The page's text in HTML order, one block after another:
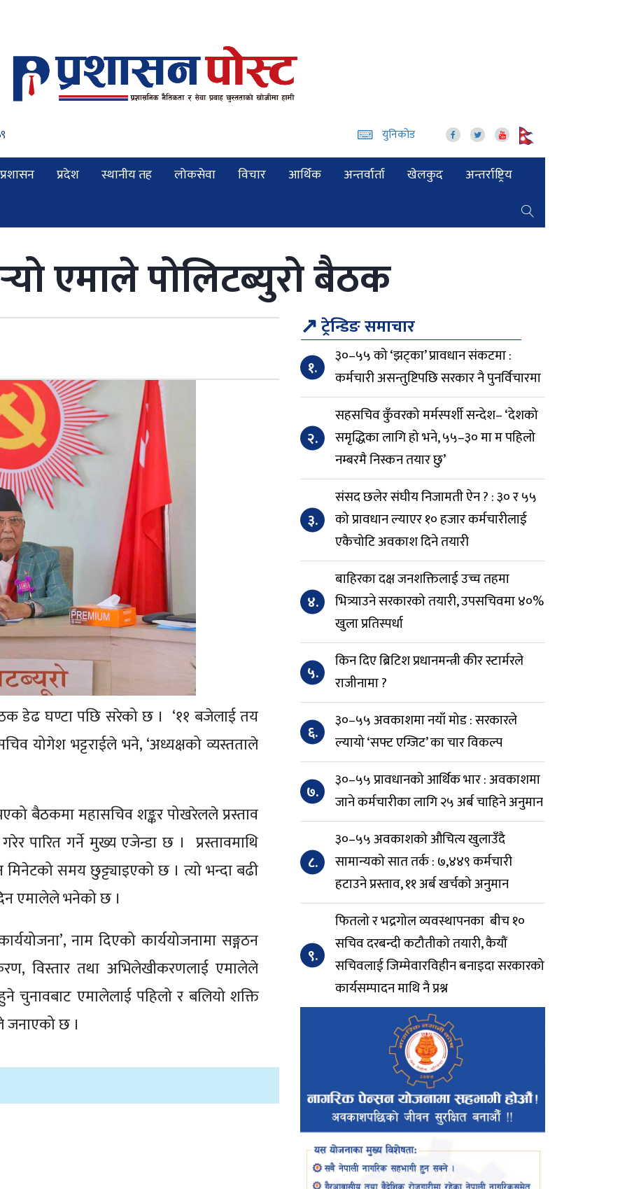
युनिकोड
प्रदेश स्थानीय तह लोकसेवा विचार आर्थिक अन्तर्वार्ता खेलकुद अन्तर्राष्ट्रिय
एमाले पोलिटब्युरो बैठक
डेढ घण्टा पछि सरेको छ । ‘११ बजेलाई तय
योगेश भट्टराईले भने, ‘अध्यक्षको व्यस्तताले
बैठकमा महासचिव शङ्कर पोखरेलले प्रस्ताव
पारित गर्ने मुख्य एजेन्डा छ । प्रस्तावमाथि
मिनेटको समय छुट्ट्याइएको छ । त्यो भन्दा बढी
एमालेले भनेको छ ।
नाम दिएको कार्ययोजनामा सङ्गठन
विस्तार तथा अभिलेखीकरणलाई एमालेले
चुनावबाट एमालेलाई पहिलो र बलियो शक्ति
जनाएको छ ।
↗ट्रेन्डिङ समाचार
१.
३०–५५ को ‘झट्का’ प्रावधान संकटमा :
कर्मचारी असन्तुष्टिपछि सरकार नै पुनर्विचारमा
२.
सहसचिव कुँवरको मर्मस्पर्शी सन्देश– ‘देशको
समृद्धिका लागि हो भने, ५५–३० मा म पहिलो
नम्बरमै निस्कन तयार छु’
३.
संसद छलेर संघीय निजामती ऐन ? : ३० र ५५
को प्रावधान ल्याएर १० हजार कर्मचारीलाई
एकैचोटि अवकाश दिने तयारी
४.
बाहिरका दक्ष जनशक्तिलाई उच्च तहमा
भित्र्याउने सरकारको तयारी, उपसचिवमा ४०%
खुला प्रतिस्पर्धा
५.
किन दिए ब्रिटिश प्रधानमन्त्री कीर स्टार्मरले
राजीनामा ?
६.
३०–५५ अवकाशमा नयाँ मोड : सरकारले
ल्यायो ‘सफ्ट एग्जिट’ का चार विकल्प
७.
३०–५५ प्रावधानको आर्थिक भार : अवकाशमा
जाने कर्मचारीका लागि २५ अर्ब चाहिने अनुमान
८.
३०–५५ अवकाशको औचित्य खुलाउँदै
सामान्यको सात तर्क : ७,४४९ कर्मचारी
हटाउने प्रस्ताव, ११ अर्ब खर्चको अनुमान
९.
फितलो र भद्रगोल व्यवस्थापनका बीच १०
सचिव दरबन्दी कटौतीको तयारी, कैयौं
सचिवलाई जिम्मेवारविहीन बनाइदा सरकारको
कार्यसम्पादन माथि नै प्रश्न